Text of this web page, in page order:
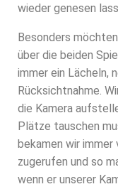
wieder genesen
Besonders
über die beiden
immer ein Lächeln,
Rücksichtnahme.
die Kamera
Plätze tauschen
bekamen wir immer
zugerufen und so
wenn er unserer